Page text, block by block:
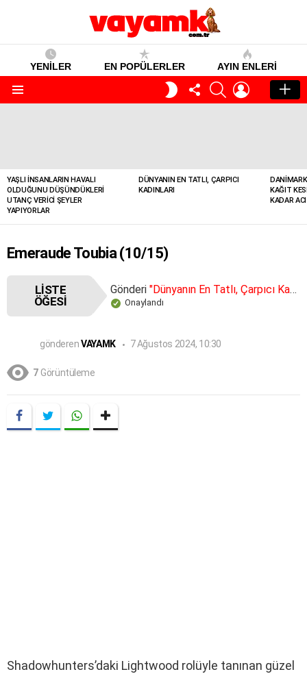
YENİLER EN POPÜLERLER AYIN ENLERI
GECE
MODU
TAKIP
ET
SEARCHGIRIŞ
YAŞLI İNSANLARIN HAVALI
OLDUĞUNU DÜŞÜNDÜKLERI
UTANÇ VERICI ŞEYLER
YAPIYORLAR
DÜNYANIN EN TATLI, ÇARPICI
KADINLARI
KAĞIT
KADAR
Emeraude Toubia (10/15)
LISTE
ÖĞESI
Gönderi "Dünyanın En Tatlı, Çarpıcı Kadınları"
Onaylandı
gönderen VAYAMK 7 Ağustos 2024, 10:30
7 Görüntüleme
Shadowhunters’daki Lightwood rolüyle tanınan güzel